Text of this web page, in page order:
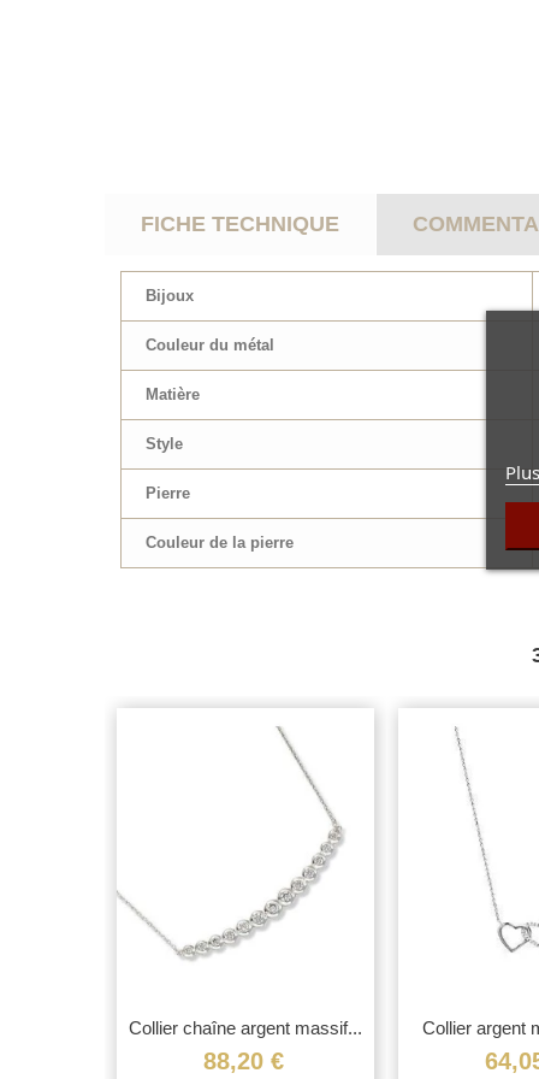
FICHE TECHNIQUE
Bijoux
Couleur du métal
Matière
Style
Pierre
Couleur de la pierre
Collier chaîne argent massif...
88,20 €
Collier argent